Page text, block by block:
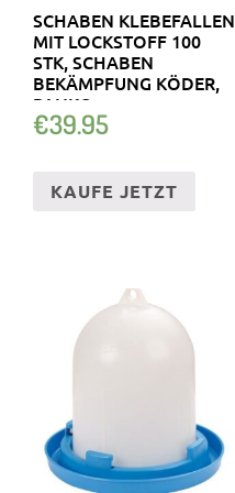
SCHABEN KLEBEFALLEN
MIT LOCKSTOFF 100
STK, SCHABEN
BEKÄMPFUNG KÖDER,
PANKO
€39.95
KAUFE JETZT